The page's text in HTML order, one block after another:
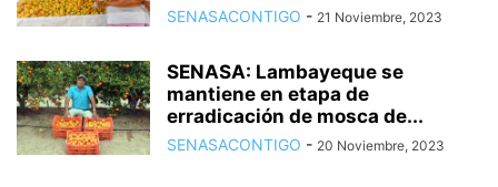
SENASACONTIGO - 21 Noviembre, 2023
SENASA: Lambayeque se
mantiene en etapa de
erradicación de mosca de...
SENASACONTIGO - 20 Noviembre, 2023